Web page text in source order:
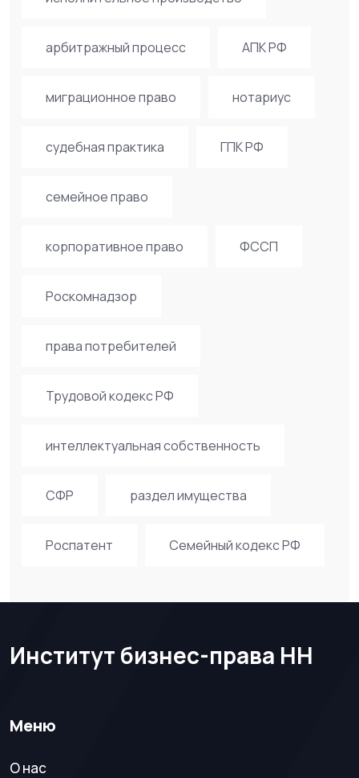
арбитражный процесс АПК РФ
миграционное право нотариус
судебная практика ГПК РФ
семейное право
корпоративное право ФССП
Роскомнадзор
права потребителей
Трудовой кодекс РФ
интеллектуальная собственность
СФР раздел имущества
Роспатент Семейный кодекс РФ
Институт бизнес-права НН
Меню
О нас